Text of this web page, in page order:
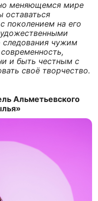
меняющемся мире
оставаться
поколением на его
чужим
и быть честным с
своё творчество.
Альметьевского